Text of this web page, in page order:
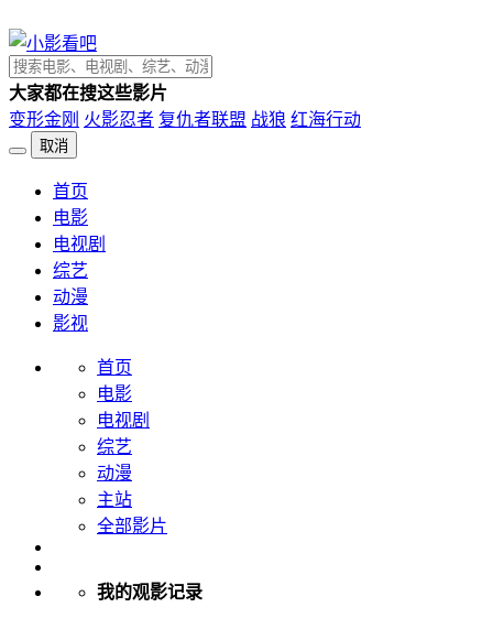
大家都在搜这些影片
变形金刚 火影忍者 复仇者联盟 战狼 红海行动
取消
首页
电影
电视剧
综艺
动漫
影视
首页
电影
电视剧
综艺
动漫
主站
全部影片
我的观影记录